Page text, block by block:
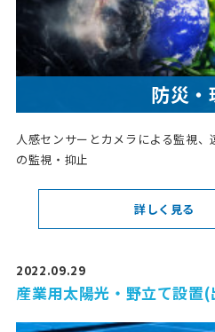
防災・
人感センサーとカメラによる監視
の監視・抑止
詳しく見る
2022.09.29
産業用太陽光・野立て設置